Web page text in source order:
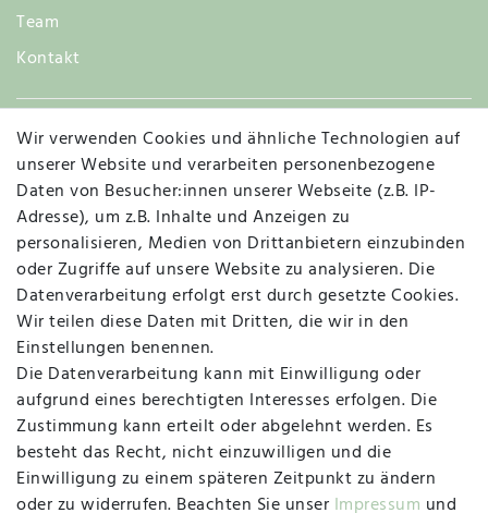
Team
Kontakt
Widerruf
Vertrag widerrufen Kontakt
MAPALI VOR ORT
Herzogstraße 10
47533 Kleve
Montag, Dienstag, Donnerstag, Freitag
09:00 Uhr bis 13:00 Uhr
Wir verwenden Cookies und ähnliche Technologien auf
unserer Website und verarbeiten personenbezogene
Daten von Besucher:innen unserer Webseite (z.B. IP-
Adresse), um z.B. Inhalte und Anzeigen zu
personalisieren, Medien von Drittanbietern einzubinden
oder Zugriffe auf unsere Website zu analysieren. Die
Datenverarbeitung erfolgt erst durch gesetzte Cookies.
Wir teilen diese Daten mit Dritten, die wir in den
Einstellungen benennen.
Die Datenverarbeitung kann mit Einwilligung oder
aufgrund eines berechtigten Interesses erfolgen. Die
Zustimmung kann erteilt oder abgelehnt werden. Es
besteht das Recht, nicht einzuwilligen und die
Einwilligung zu einem späteren Zeitpunkt zu ändern
oder zu widerrufen. Beachten Sie unser Impressum und